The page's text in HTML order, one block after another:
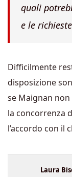
quali
e le
Difficilmente
disposizione
se Maignan
la concorrenza
l’accordo con il
Laura